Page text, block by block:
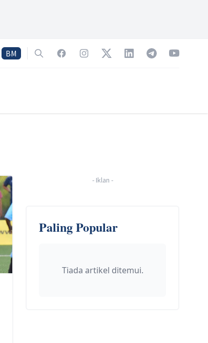
BM SearchFacebookInstagramTwitterLinkedInTelegramYouTube
- Iklan -
Paling Popular
Tiada artikel ditemui.